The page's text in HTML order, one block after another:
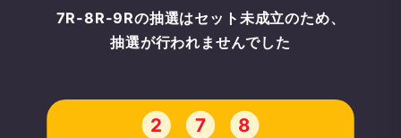
7R-8R-9Rの抽選はセット未成立のため、
抽選が行われませんでした
2 7 8